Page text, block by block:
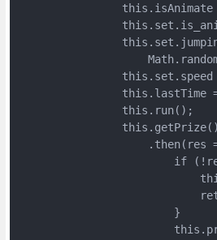
this.isAnimate
this.lastTime
                this.run();
                this.getPrize()
.then(res
if
                        }